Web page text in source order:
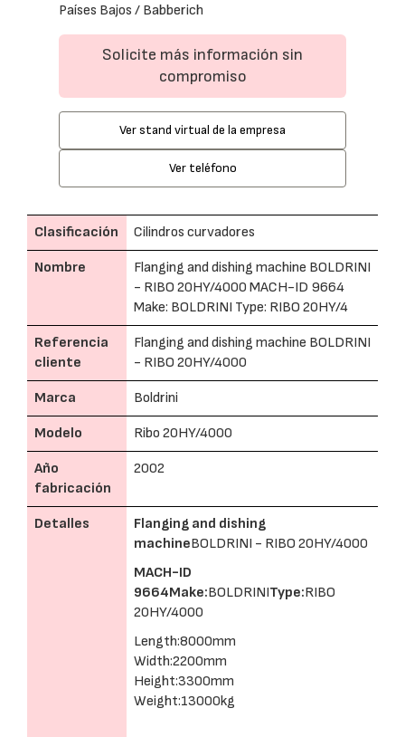
Países Bajos / Babberich
Solicite más información sin
compromiso
Ver stand virtual de la empresa
Ver teléfono
Clasificación Cilindros curvadores
Nombre
Flanging and dishing machine BOLDRINI
- RIBO 20HY/4000 MACH-ID 9664
Make: BOLDRINI Type: RIBO 20HY/4
Referencia
cliente
Flanging and dishing machine BOLDRINI
- RIBO 20HY/4000
Marca Boldrini
Modelo Ribo 20HY/4000
Año
fabricación
2002
Detalles
Flanging and dishing
machineBOLDRINI - RIBO 20HY/4000
MACH-ID
9664Make:BOLDRINIType:RIBO
20HY/4000
Length:8000mm
Width:2200mm
Height:3300mm
Weight:13000kg